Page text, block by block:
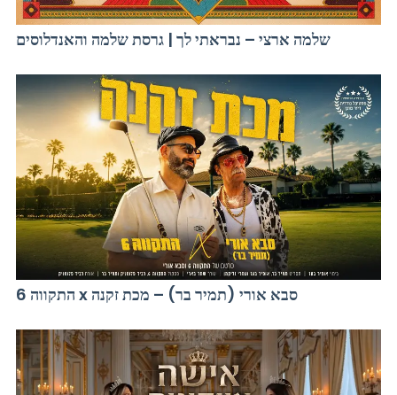
שלמה ארצי – נבראתי לך | גרסת שלמה והאנדלוסים
התקווה 6 x סבא אורי (תמיר בר) – מכת זקנה